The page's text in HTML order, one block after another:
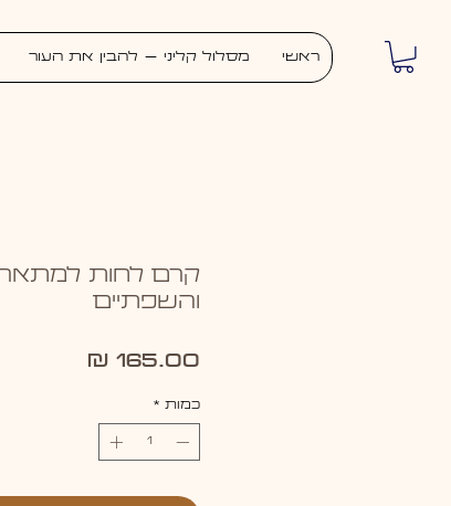
ראשי מסלול קליני – להבין את העור
קרם לחות למתאר
והשפתיים
כמות *